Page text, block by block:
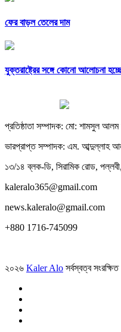
ফের বাড়ল তেলের দাম
যুক্তরাষ্ট্রের সঙ্গে কোনো আলোচনা
প্রতিষ্ঠাতা সম্পাদক: মো: শামসুল আলম
ভারপ্রাপ্ত সম্পাদক: এম. আব্দুল্লাহ
১৩/১৪ ব্লক-ডি, সিরামিক রোড,
kaleralo365@gmail.com
news.kaleralo@gmail.com
+880 1716-745099
২০২৬ Kaler Alo সর্বস্বত্ব সংরক্ষিত